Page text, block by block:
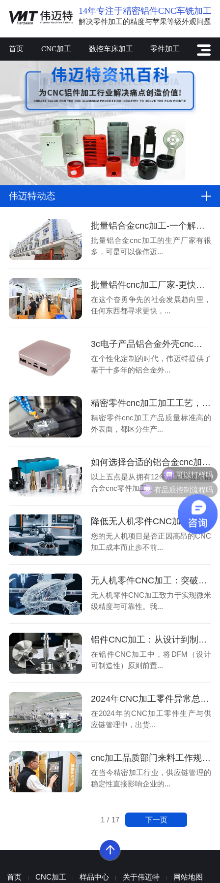
14年专注于精密铝件CNC车铣加工
解决零件加工的精度与苹果等级外观问题
首页 CNC加工 数控车床加工 零件加工
伟迈特动态
批量铝合金cnc加工-一个解决问题的厂家-深圳伟迈特
批量铝合金cnc加工的生产厂家有很
多，可是可以像伟迈...
批量铝件cnc加工厂家-更快并准确获得报价-深圳伟迈特
在这个奋勇争先的社会发展趋向里，
任何东西都寻求更快，...
3c电子产品铝合金外壳cnc加工的转变-深圳伟迈特
在个性化定制的时代，伟迈特提供了
基于十多年的铝合金外...
精密零件cnc加工加工工艺，您了解多少？
精密零件cnc加工产品质量标准高的
外表面，都区分生产...
如何选择合适的铝合金cnc加工厂家？
以上五点是从拥有12年加工经验的铝
合金cnc零件加工...
降低无人机零件CNC加工成本的策略
您的无人机项目是否正因高昂的CNC
加工成本而止步不前...
无人机零件CNC加工：突破精度与可靠性
无人机零件CNC加工致力于实现微米
级精度与可靠性。我...
铝件CNC加工：从设计到制造（DFM）
在铝件CNC加工中，将DFM（设计
可制造性）原则前置...
2024年CNC加工零件异常总结：出货流程异常与改进方案
在2024年的CNC加工零件生产与供
应链管理中，出货...
cnc加工品质部门来料工作规划：提升供应商来料合格率至97%
在当今精密加工行业，供应链管理的
稳定性直接影响企业的...
1 / 17 下一页
首页 CNC加工 样品中心 关于伟迈特 网站地图
可以打样吗
有品质控制流程吗